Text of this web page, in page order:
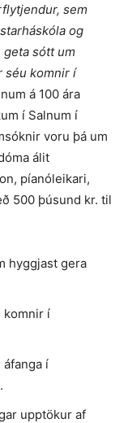
sem
og
geta sótt um
komnir í
á 100 ára
í Salnum í
voru þá um
álit
píanóleikari,
500 þúsund kr. til
hyggjast gera
í
í
upptökur af